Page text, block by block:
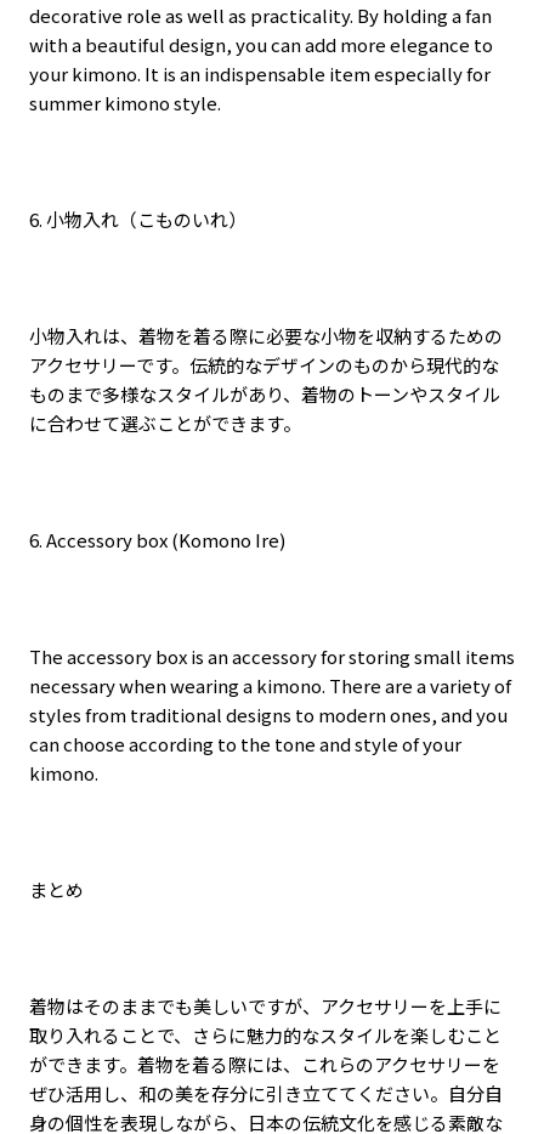
decorative role as well as practicality. By holding a fan
with a beautiful design, you can add more elegance to
your kimono. It is an indispensable item especially for
summer kimono style.
6.小物入れ（こものいれ）
小物入れは、着物を着る際に必要な小物を収納するための
アクセサリーです。伝統的なデザインのものから現代的な
ものまで多様なスタイルがあり、着物のトーンやスタイル
に合わせて選ぶことができます。
6. Accessory box (Komono Ire)
The accessory box is an accessory for storing small items
necessary when wearing a kimono. There are a variety of
styles from traditional designs to modern ones, and you
can choose according to the tone and style of your
kimono.
まとめ
着物はそのままでも美しいですが、アクセサリーを上手に
取り入れることで、さらに魅力的なスタイルを楽しむこと
ができます。着物を着る際には、これらのアクセサリーを
ぜひ活用し、和の美を存分に引き立ててください。自分自
身の個性を表現しながら、日本の伝統文化を感じる素敵な